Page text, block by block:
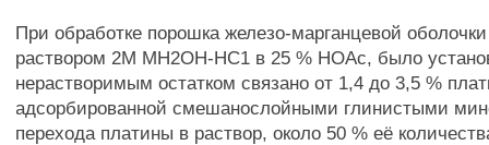
При обработке порошка железо-марганцевой
раствором 2М МН2ОН-НС1 в 25 % НОАс, было
нерастворимым остатком связано от 1,4 до 3,5 %
адсорбированной смешанослойными глинистыми
перехода платины в раствор, около 50 % её